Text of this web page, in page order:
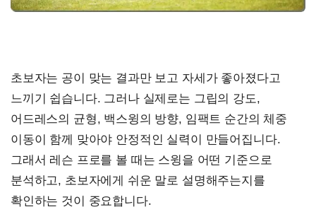
초보자는 공이 맞는 결과만 보고 자세가 좋아졌다고
느끼기 쉽습니다. 그러나 실제로는 그립의 강도,
어드레스의 균형, 백스윙의 방향, 임팩트 순간의 체중
이동이 함께 맞아야 안정적인 실력이 만들어집니다.
그래서 레슨 프로를 볼 때는 스윙을 어떤 기준으로
분석하고, 초보자에게 쉬운 말로 설명해주는지를
확인하는 것이 중요합니다.